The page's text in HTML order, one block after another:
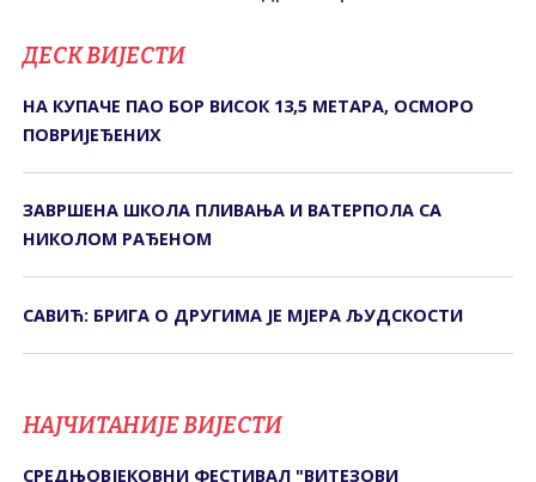
ДЕСК ВИЈЕСТИ
НА КУПАЧЕ ПАО БОР ВИСОК 13,5 МЕТАРА, ОСМОРО
ПОВРИЈЕЂЕНИХ
ЗАВРШЕНА ШКОЛА ПЛИВАЊА И ВАТЕРПОЛА СА
НИКОЛОМ РАЂЕНОМ
САВИЋ: БРИГА О ДРУГИМА ЈЕ МЈЕРА ЉУДСКОСТИ
НАЈЧИТАНИЈЕ ВИЈЕСТИ
СРЕДЊОВЈЕКОВНИ ФЕСТИВАЛ "ВИТЕЗОВИ